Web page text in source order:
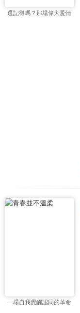
還記得嗎？那場偉大愛情
一場自我覺醒認同的革命